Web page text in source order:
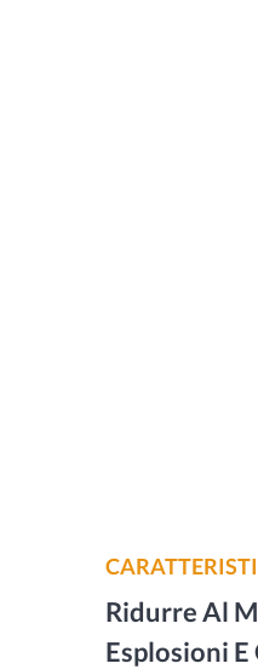
Ridurre Al
Esplosioni